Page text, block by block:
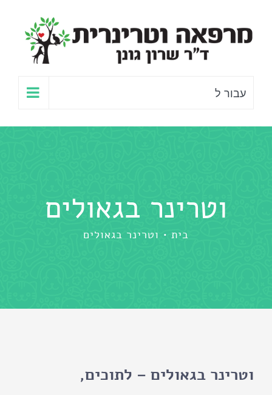
לתוכן
עבור ל
וטרינר בגאולים
בית וטרינר בגאולים
וטרינר בגאולים – לתוכים,